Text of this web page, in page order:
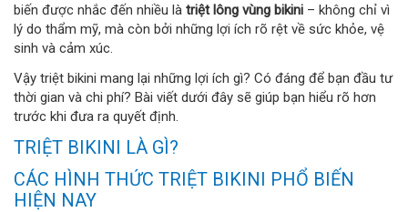
biến được nhắc đến nhiều là triệt lông vùng bikini – không chỉ vì
lý do thẩm mỹ, mà còn bởi những lợi ích rõ rệt về sức khỏe, vệ
sinh và cảm xúc.
Vậy triệt bikini mang lại những lợi ích gì? Có đáng để bạn đầu tư
thời gian và chi phí? Bài viết dưới đây sẽ giúp bạn hiểu rõ hơn
trước khi đưa ra quyết định.
TRIỆT BIKINI LÀ GÌ?
CÁC HÌNH THỨC TRIỆT BIKINI PHỔ BIẾN
HIỆN NAY